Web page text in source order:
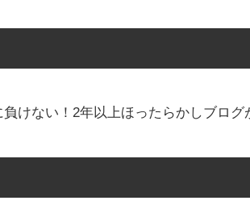
負けない！2年以上ほったらかしブロ